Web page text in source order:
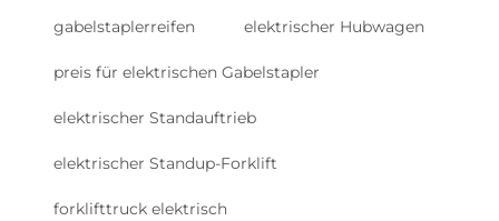
gabelstaplerreifen elektrischer Hubwagen
preis für elektrischen Gabelstapler
elektrischer Standauftrieb
elektrischer Standup-Forklift
forklifttruck elektrisch